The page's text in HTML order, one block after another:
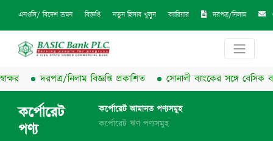
এনওসি/ বিদেশ ভ্রমন বিজ্ঞপ্তি নতুন হিসাব খুলুন ক্যারিয়ার দরপত্র/নিলাম
দরপত্র/নিলাম বিজ্ঞপ্তি প্রকাশিত সোনালী ব্যাংকের সঙ্গে বেসিক
কর্পোরেট
পণ্য
কর্পোরেট আমানত পণ্যসমুহ
কর্পোরেট ঋণ পণ্যসমুহ